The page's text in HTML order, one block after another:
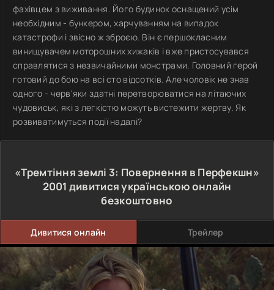
фахівцем з виживання. Його будинок оснащений усім
необхідним - бункером, харчуванням на випадок
катастрофи і звісно ж зброєю. Він є першокласним
винищувачем моторошних хижаків і вже пристосувався
справлятися з незвичайними монстрами. Головний герой
готовий до бою на всі сто відсотків. Але чоловік не знав
одного - черв'яки здатні перетворюватися на літаючих
чудовиськ, які з легкістю можуть вистежити жертву. Як
розвиватимуться події надалі?
«Тремтіння землі 3: Повернення в Перфекшн»
2001 дивитися українською онлайн
безкоштовно
Дивитися онлайн Трейлер